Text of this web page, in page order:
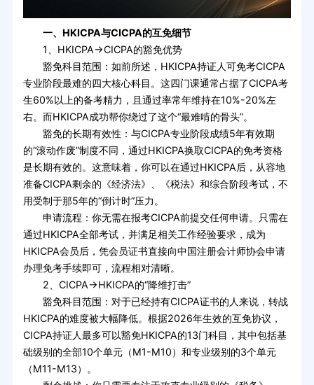
一、HKICPA与CICPA的互免细节
1、HKICPA→CICPA的豁免优势
豁免科目范围：如前所述，HKICPA持证人可免考CICPA
专业阶段最难的四大核心科目。这四门课通常占据了CICPA考
生60%以上的备考精力，且通过率常年维持在10%-20%左
右。而HKICPA成功帮你绕过了这个“最难啃的骨头”。
豁免的长期有效性：与CICPA专业阶段成绩5年有效期
的“滚动作废”制度不同，通过HKICPA换取CICPA的免考资格
是长期有效的。这意味着，你可以在通过HKICPA后，从容地
准备CICPA剩余的《经济法》、《税法》和综合阶段考试，不
用受制于那5年的“倒计时”压力。
申请流程：你无需在报考CICPA前提交任何申请。只需在
通过HKICPA全部考试，并满足相关工作经验要求，成为
HKICPA会员后，凭会员证书直接向中国注册会计师协会申请
办理免考手续即可，流程相对清晰。
2、CICPA→HKICPA的“降维打击”
豁免科目范围：对于已经持有CICPA证书的人来说，转战
HKICPA的难度被大幅降低。根据2026年生效的互免协议，
CICPA持证人最多可以豁免HKICPA的13门科目，其中包括基
础级别的全部10个单元（M1-M10）和专业级别的3个单元
（M11-M13）。